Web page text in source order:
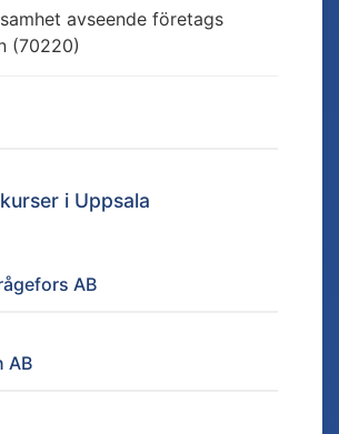
avseende företags
(70220)
i Uppsala
AB
AB